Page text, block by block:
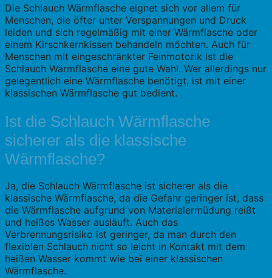
Die Schlauch Wärmflasche eignet sich vor allem für
Menschen, die öfter unter Verspannungen und Druck
leiden und sich regelmäßig mit einer Wärmflasche oder
einem Kirschkernkissen behandeln möchten. Auch für
Menschen mit eingeschränkter Feinmotorik ist die
Schlauch Wärmflasche eine gute Wahl. Wer allerdings nur
gelegentlich eine Wärmflasche benötigt, ist mit einer
klassischen Wärmflasche gut bedient.
Ist die Schlauch Wärmflasche
sicherer als die klassische
Wärmflasche?
Ja, die Schlauch Wärmflasche ist sicherer als die
klassische Wärmflasche, da die Gefahr geringer ist, dass
die Wärmflasche aufgrund von Materialermüdung reißt
und heißes Wasser ausläuft. Auch das
Verbrennungsrisiko ist geringer, da man durch den
flexiblen Schlauch nicht so leicht in Kontakt mit dem
heißen Wasser kommt wie bei einer klassischen
Wärmflasche.